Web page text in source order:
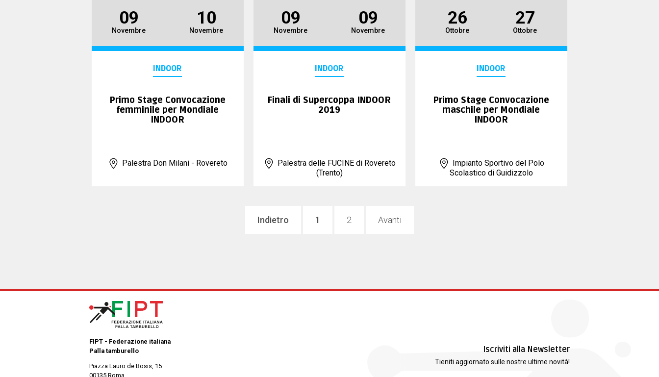
09
Novembre
10
Novembre
INDOOR
Primo Stage Convocazione
femminile per Mondiale
INDOOR
Palestra Don Milani - Rovereto
09
Novembre
09
Novembre
INDOOR
Finali di Supercoppa INDOOR
2019
Palestra delle FUCINE di Rovereto
(Trento)
26
Ottobre
27
Ottobre
INDOOR
Primo Stage Convocazione
maschile per Mondiale
INDOOR
Impianto Sportivo del Polo
Scolastico di Guidizzolo
Indietro 1 2 Avanti
FIPT - Federazione italiana
Palla tamburello
Piazza Lauro de Bosis, 15
00135 Roma
Iscriviti alla Newsletter
Tieniti aggiornato sulle nostre ultime novità!